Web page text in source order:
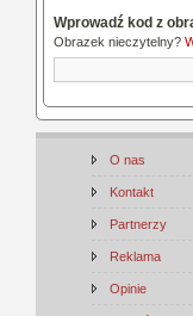
Wprowadź kod z
Obrazek nieczytelny?
O nas
Kontakt
Partnerzy
Reklama
Opinie